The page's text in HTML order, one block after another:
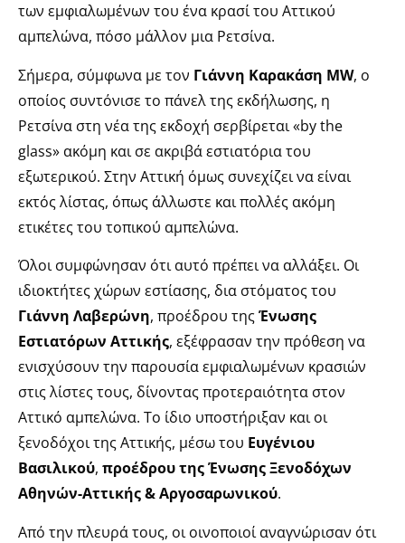
των εμφιαλωμένων του ένα κρασί του Αττικού
αμπελώνα, πόσο μάλλον μια Ρετσίνα.
Σήμερα, σύμφωνα με τον Γιάννη Καρακάση MW, ο
οποίος συντόνισε το πάνελ της εκδήλωσης, η
Ρετσίνα στη νέα της εκδοχή σερβίρεται «by the
glass» ακόμη και σε ακριβά εστιατόρια του
εξωτερικού. Στην Αττική όμως συνεχίζει να είναι
εκτός λίστας, όπως άλλωστε και πολλές ακόμη
ετικέτες του τοπικού αμπελώνα.
Όλοι συμφώνησαν ότι αυτό πρέπει να αλλάξει. Οι
ιδιοκτήτες χώρων εστίασης, δια στόματος του
Γιάννη Λαβερώνη, προέδρου τηςΈνωσης
Εστιατόρων Αττικής, εξέφρασαν την πρόθεση να
ενισχύσουν την παρουσία εμφιαλωμένων κρασιών
στις λίστες τους, δίνοντας προτεραιότητα στον
Αττικό αμπελώνα. Το ίδιο υποστήριξαν και οι
ξενοδόχοι της Αττικής, μέσω του Ευγένιου
Βασιλικού, προέδρου της Ένωσης Ξενοδόχων
Αθηνών-Αττικής & Αργοσαρωνικού.
Από την πλευρά τους, οι οινοποιοί αναγνώρισαν ότι